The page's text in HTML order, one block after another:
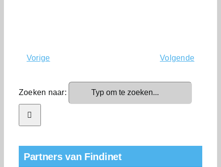
Vorige Volgende
Zoeken naar:
Partners van Findinet